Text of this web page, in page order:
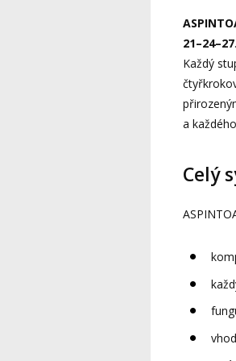
21–24–27.
Každý
a
Celý